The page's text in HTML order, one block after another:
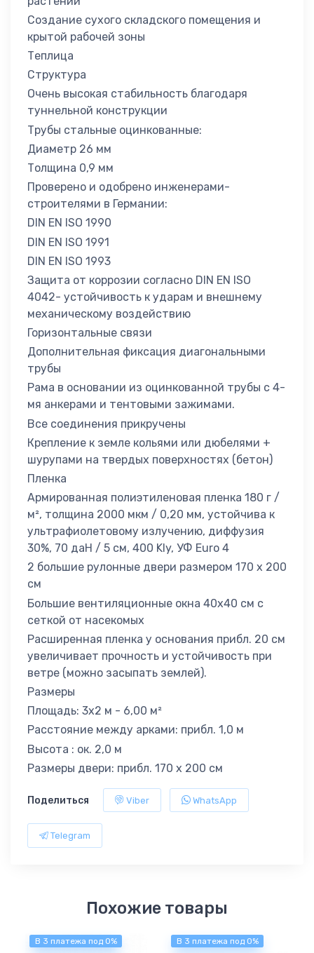
Создание сухого складского помещения и
крытой рабочей зоны
Теплица
Структура
Очень высокая стабильность благодаря
туннельной конструкции
Трубы стальные оцинкованные:
Диаметр 26 мм
Толщина 0,9 мм
Проверено и одобрено инженерами-
строителями в Германии:
DIN EN ISO 1990
DIN EN ISO 1991
DIN EN ISO 1993
Защита от коррозии согласно DIN EN ISO
4042- устойчивость к ударам и внешнему
механическому воздействию
Горизонтальные связи
Дополнительная фиксация диагональными
трубы
Рама в основании из оцинкованной трубы с 4-
мя анкерами и тентовыми зажимами.
Все соединения прикручены
Крепление к земле кольями или дюбелями +
шурупами на твердых поверхностях (бетон)
Пленка
Армированная полиэтиленовая пленка 180 г /
м², толщина 2000 мкм / 0,20 мм, устойчива к
ультрафиолетовому излучению, диффузия
30%, 70 даН / 5 см, 400 Kly, УФ Euro 4
2 большие рулонные двери размером 170 x 200
см
Большие вентиляционные окна 40x40 см с
сеткой от насекомых
Расширенная пленка у основания прибл. 20 см
увеличивает прочность и устойчивость при
ветре (можно засыпать землей).
Размеры
Площадь: 3x2 м - 6,00 м²
Расстояние между арками: прибл. 1,0 м
Высота : ок. 2,0 м
Размеры двери: прибл. 170 х 200 см
Поделиться Viber WhatsApp
Telegram
Похожие товары
В 3 платежа под 0% В 3 платежа под 0%